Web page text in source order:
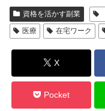
資格を活かす副業
医療
在宅ワーク
X
Pocket